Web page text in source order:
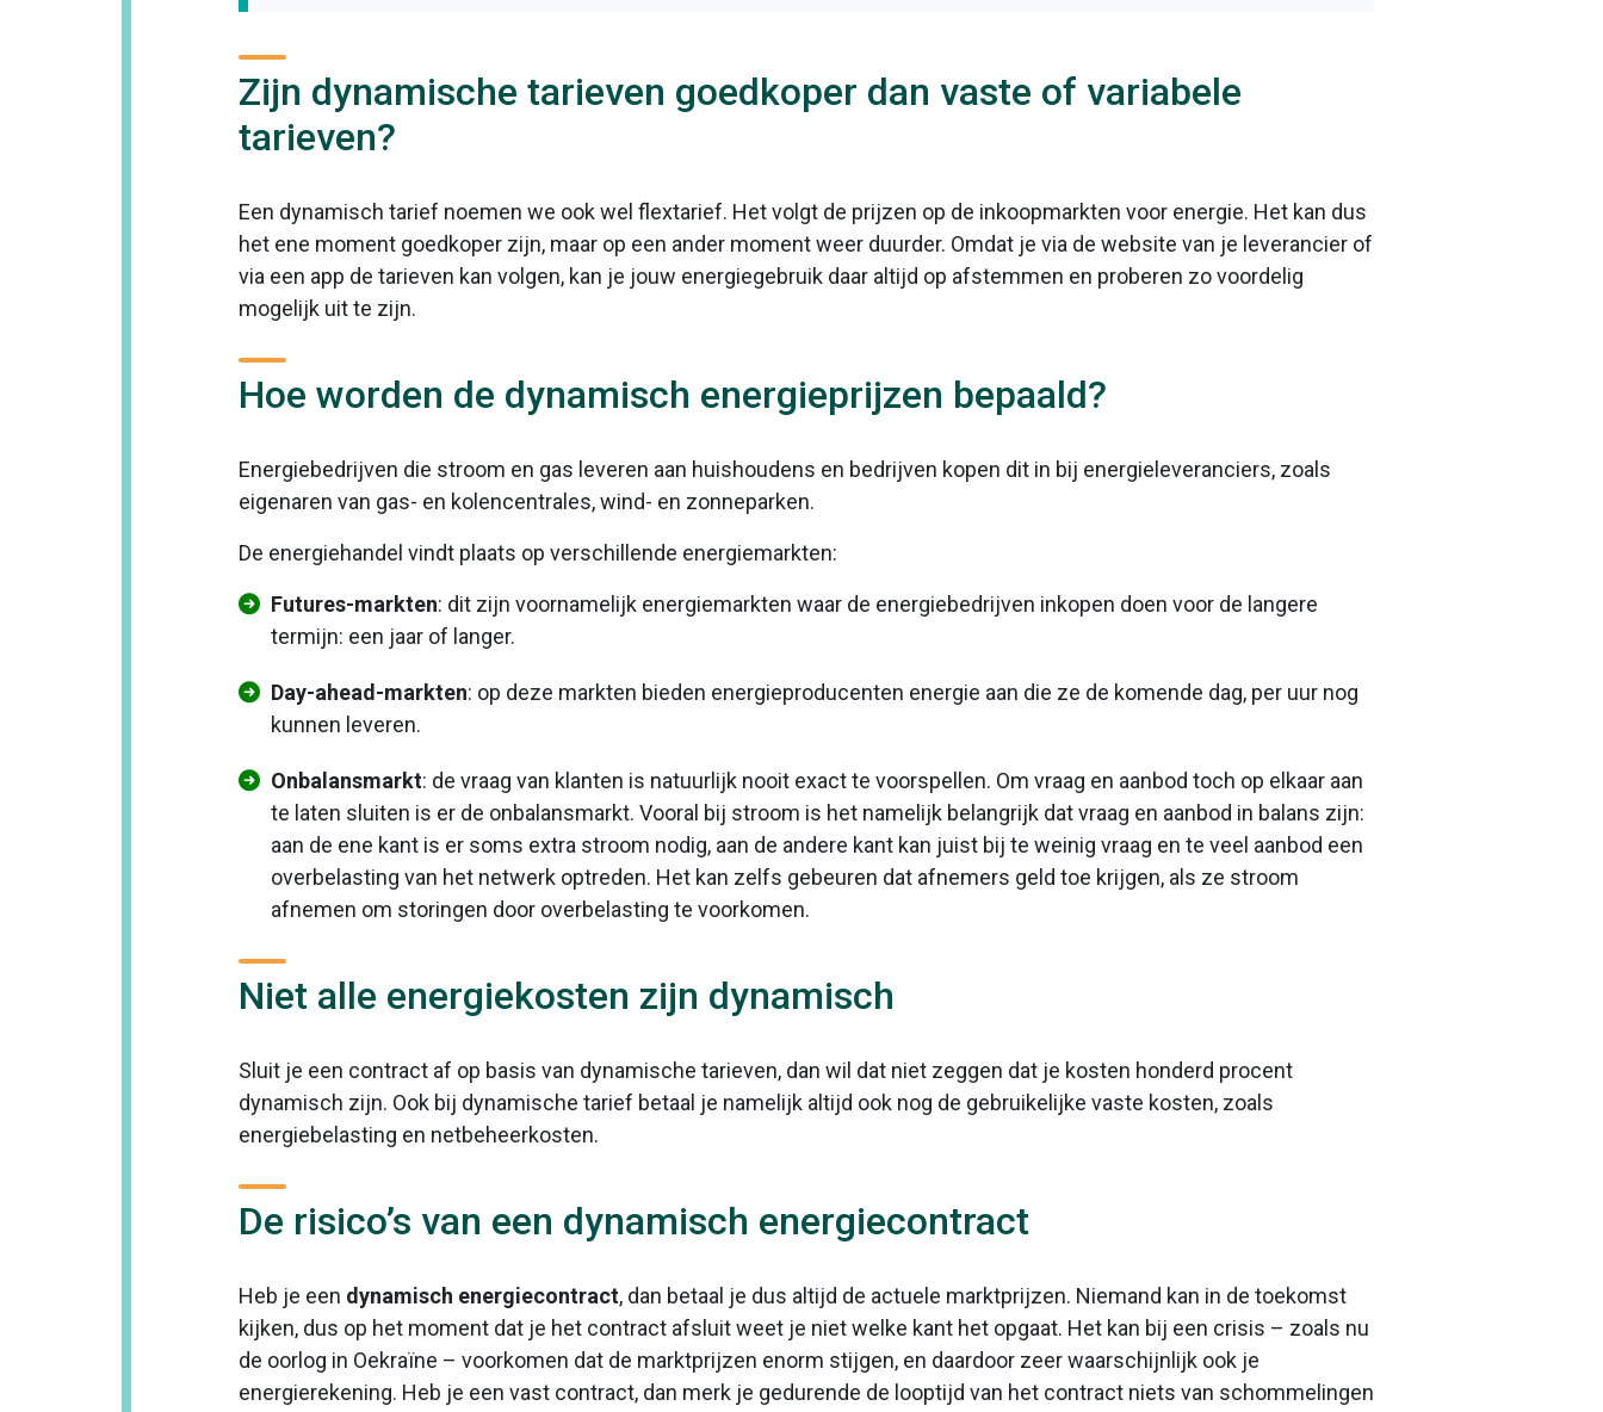
Zijn dynamische tarieven goedkoper dan vaste of variabele
tarieven?
Een dynamisch tarief noemen we ook wel flextarief. Het volgt de prijzen op de inkoopmarkten voor energie. Het kan dus
het ene moment goedkoper zijn, maar op een ander moment weer duurder. Omdat je via de website van je leverancier of
via een app de tarieven kan volgen, kan je jouw energiegebruik daar altijd op afstemmen en proberen zo voordelig
mogelijk uit te zijn.
Hoe worden de dynamisch energieprijzen bepaald?
Energiebedrijven die stroom en gas leveren aan huishoudens en bedrijven kopen dit in bij energieleveranciers, zoals
eigenaren van gas- en kolencentrales, wind- en zonneparken.
De energiehandel vindt plaats op verschillende energiemarkten:
Futures-markten: dit zijn voornamelijk energiemarkten waar de energiebedrijven inkopen doen voor de langere
termijn: een jaar of langer.
Day-ahead-markten: op deze markten bieden energieproducenten energie aan die ze de komende dag, per uur nog
kunnen leveren.
Onbalansmarkt: de vraag van klanten is natuurlijk nooit exact te voorspellen. Om vraag en aanbod toch op elkaar aan
te laten sluiten is er de onbalansmarkt. Vooral bij stroom is het namelijk belangrijk dat vraag en aanbod in balans zijn:
aan de ene kant is er soms extra stroom nodig, aan de andere kant kan juist bij te weinig vraag en te veel aanbod een
overbelasting van het netwerk optreden. Het kan zelfs gebeuren dat afnemers geld toe krijgen, als ze stroom
afnemen om storingen door overbelasting te voorkomen.
Niet alle energiekosten zijn dynamisch
Sluit je een contract af op basis van dynamische tarieven, dan wil dat niet zeggen dat je kosten honderd procent
dynamisch zijn. Ook bij dynamische tarief betaal je namelijk altijd ook nog de gebruikelijke vaste kosten, zoals
energiebelasting en netbeheerkosten.
De risico’s van een dynamisch energiecontract
Heb je een dynamisch energiecontract, dan betaal je dus altijd de actuele marktprijzen. Niemand kan in de toekomst
kijken, dus op het moment dat je het contract afsluit weet je niet welke kant het opgaat. Het kan bij een crisis – zoals nu
de oorlog in Oekraïne – voorkomen dat de marktprijzen enorm stijgen, en daardoor zeer waarschijnlijk ook je
energierekening. Heb je een vast contract, dan merk je gedurende de looptijd van het contract niets van schommelingen